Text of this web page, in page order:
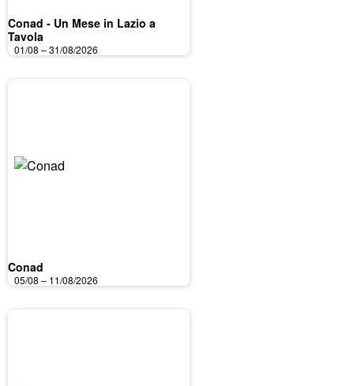
Conad - Un Mese in Lazio a
Tavola
01/08 – 31/08/2026
Conad
05/08 – 11/08/2026